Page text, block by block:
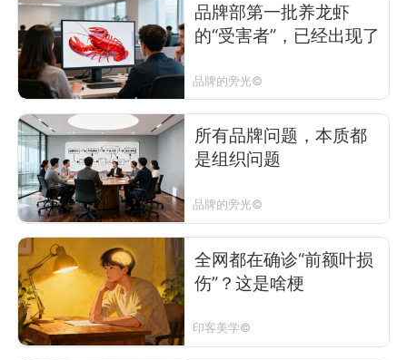
品牌部第一批养龙虾
的“受害者”，已经出现了
品牌的旁光©
所有品牌问题，本质都
是组织问题
品牌的旁光©
全网都在确诊“前额叶损
伤”？这是啥梗
印客美学©